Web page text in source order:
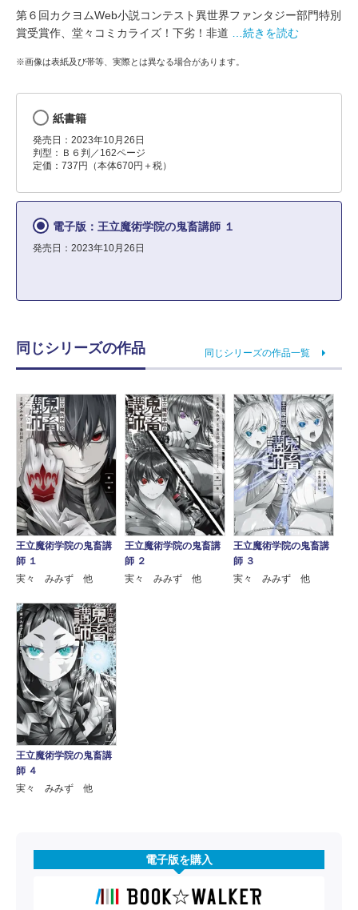
第６回カクヨムWeb小説コンテスト異世界ファンタジー部門特別
賞受賞作、堂々コミカライズ！下劣！非道
…続きを読む
※画像は表紙及び帯等、実際とは異なる場合があります。
紙書籍
発売日：2023年10月26日
判型：Ｂ６判／162ページ
定価：737円（本体670円＋税）
電子版：王立魔術学院の鬼畜講師 １
発売日：2023年10月26日
同じシリーズの作品 同じシリーズの作品一覧
王立魔術学院の鬼畜講
師 １
実々 みみず 他
王立魔術学院の鬼畜講
師 ２
実々 みみず 他
王立魔術学院の鬼畜講
師 ３
実々 みみず 他
王立魔術学院の鬼畜講
師 ４
実々 みみず 他
電子版を購入